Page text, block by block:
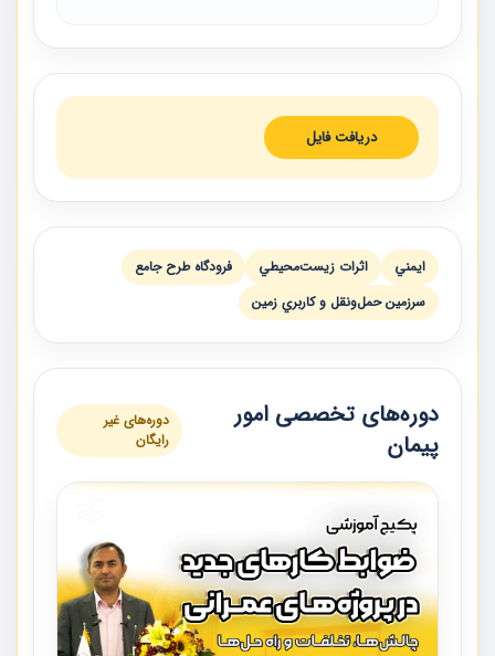
دریافت فایل
ايمني اثرات زيست‌محيطي
فرودگاه طرح جامع
سرزمين حمل‌ونقل و كاربري زمين
دوره‌های تخصصی امور
پیمان
دوره‌های غیر
رایگان